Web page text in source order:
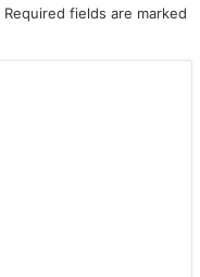
Required fields are marked